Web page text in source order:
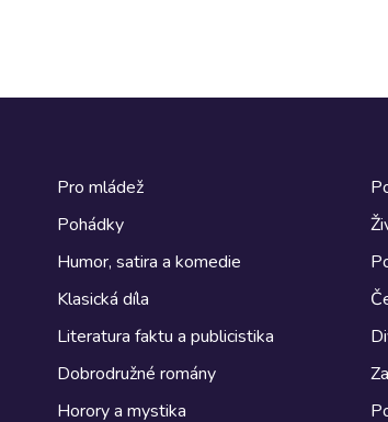
Pro mládež
Pohádky
Humor, satira a komedie
Klasická díla
Literatura faktu a publicistika
Dobrodružné romány
Horory a mystika